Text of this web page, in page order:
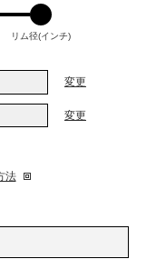
リム径(インチ)
変更
変更
法